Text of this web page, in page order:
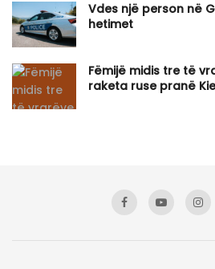
Vdes një person në
hetimet
Fëmijë midis tre të
raketa ruse pranë